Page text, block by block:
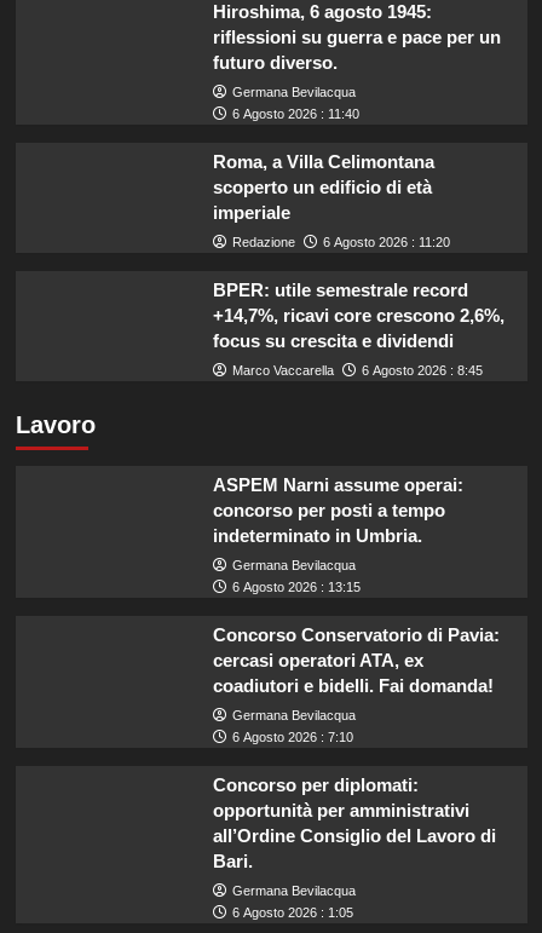
Hiroshima, 6 agosto 1945:
riflessioni su guerra e pace per un
futuro diverso.
Germana Bevilacqua
6 Agosto 2026 : 11:40
Roma, a Villa Celimontana
scoperto un edificio di età
imperiale
Redazione 6 Agosto 2026 : 11:20
BPER: utile semestrale record
+14,7%, ricavi core crescono 2,6%,
focus su crescita e dividendi
Marco Vaccarella 6 Agosto 2026 : 8:45
Lavoro
ASPEM Narni assume operai:
concorso per posti a tempo
indeterminato in Umbria.
Germana Bevilacqua
6 Agosto 2026 : 13:15
Concorso Conservatorio di Pavia:
cercasi operatori ATA, ex
coadiutori e bidelli. Fai domanda!
Germana Bevilacqua
6 Agosto 2026 : 7:10
Concorso per diplomati:
opportunità per amministrativi
all’Ordine Consiglio del Lavoro di
Bari.
Germana Bevilacqua
6 Agosto 2026 : 1:05